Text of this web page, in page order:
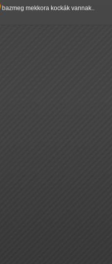
bazmeg mekkora kockák vannak..